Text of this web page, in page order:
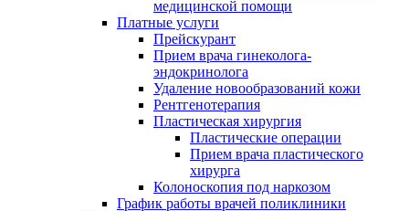
медицинской помощи
Платные услуги
Прейскурант
Прием врача гинеколога-
эндокринолога
Удаление новообразований кожи
Рентгенотерапия
Пластическая хирургия
Пластические операции
Прием врача пластического
хирурга
Колоноскопия под наркозом
График работы врачей поликлиники